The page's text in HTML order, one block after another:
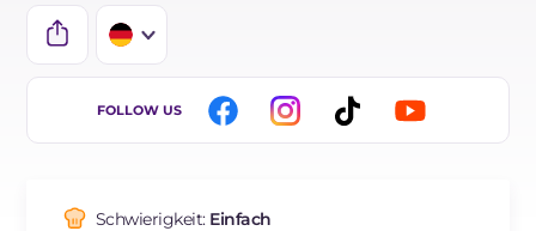
IT
ES
FOLLOW US
Schwierigkeit: Einfach